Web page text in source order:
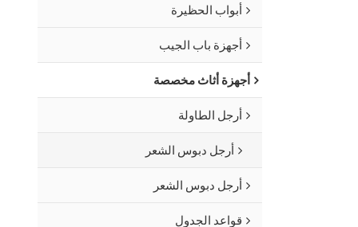
أبواب الحظيرة
أجهزة باب الجيب
أجهزة أثاث مخصصة
أرجل الطاولة
أرجل دبوس الشعر
أرجل دبوس الشعر
قواعد الجدول